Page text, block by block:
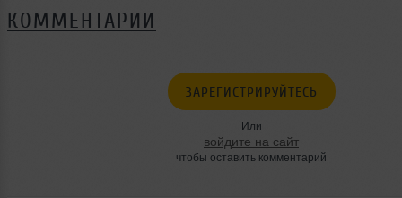
КОММЕНТАРИИ
ЗАРЕГИСТРИРУЙТЕСЬ
Или
войдите на сайт
чтобы оставить комментарий